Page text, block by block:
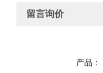
留言询价
产品：